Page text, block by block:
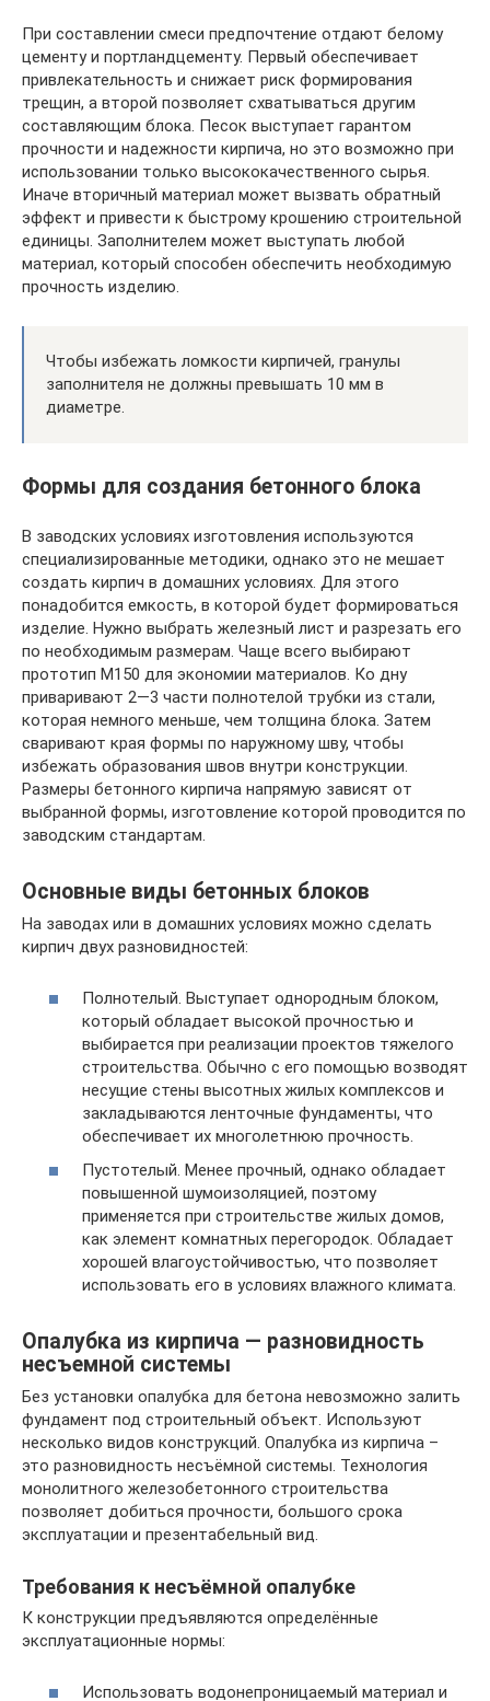
При составлении смеси предпочтение отдают белому
цементу и портландцементу. Первый обеспечивает
привлекательность и снижает риск формирования
трещин, а второй позволяет схватываться другим
составляющим блока. Песок выступает гарантом
прочности и надежности кирпича, но это возможно при
использовании только высококачественного сырья.
Иначе вторичный материал может вызвать обратный
эффект и привести к быстрому крошению строительной
единицы. Заполнителем может выступать любой
материал, который способен обеспечить необходимую
прочность изделию.
Чтобы избежать ломкости кирпичей, гранулы
заполнителя не должны превышать 10 мм в
диаметре.
Формы для создания бетонного блока
В заводских условиях изготовления используются
специализированные методики, однако это не мешает
создать кирпич в домашних условиях. Для этого
понадобится емкость, в которой будет формироваться
изделие. Нужно выбрать железный лист и разрезать его
по необходимым размерам. Чаще всего выбирают
прототип М150 для экономии материалов. Ко дну
приваривают 2—3 части полнотелой трубки из стали,
которая немного меньше, чем толщина блока. Затем
сваривают края формы по наружному шву, чтобы
избежать образования швов внутри конструкции.
Размеры бетонного кирпича напрямую зависят от
выбранной формы, изготовление которой проводится по
заводским стандартам.
Основные виды бетонных блоков
На заводах или в домашних условиях можно сделать
кирпич двух разновидностей:
Полнотелый. Выступает однородным блоком,
который обладает высокой прочностью и
выбирается при реализации проектов тяжелого
строительства. Обычно с его помощью возводят
несущие стены высотных жилых комплексов и
закладываются ленточные фундаменты, что
обеспечивает их многолетнюю прочность.
Пустотелый. Менее прочный, однако обладает
повышенной шумоизоляцией, поэтому
применяется при строительстве жилых домов,
как элемент комнатных перегородок. Обладает
хорошей влагоустойчивостью, что позволяет
использовать его в условиях влажного климата.
Опалубка из кирпича — разновидность
несъемной системы
Без установки опалубка для бетона невозможно залить
фундамент под строительный объект. Используют
несколько видов конструкций. Опалубка из кирпича –
это разновидность несъёмной системы. Технология
монолитного железобетонного строительства
позволяет добиться прочности, большого срока
эксплуатации и презентабельный вид.
Требования к несъёмной опалубке
К конструкции предъявляются определённые
эксплуатационные нормы:
Использовать водонепроницаемый материал и